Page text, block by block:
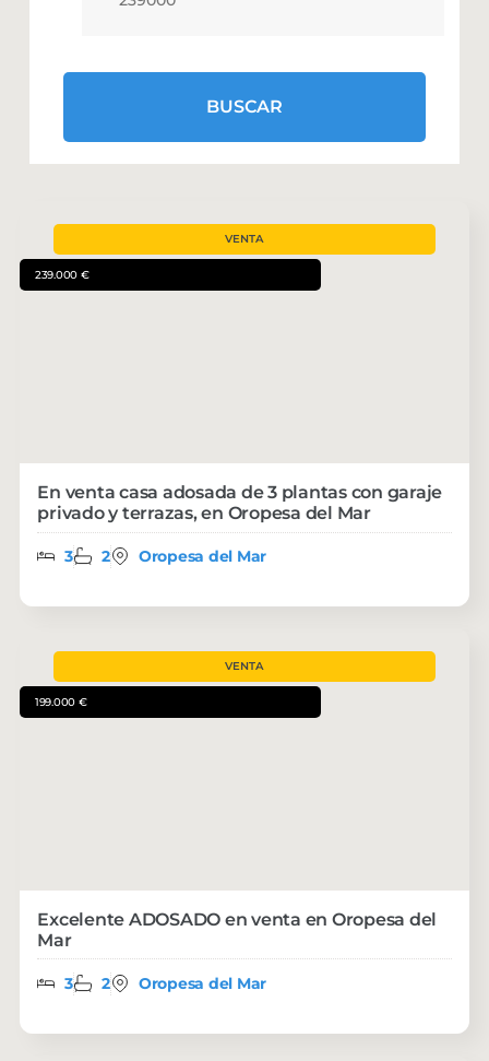
BUSCAR
VENTA
239.000 €
En venta casa adosada de 3 plantas con garaje
privado y terrazas, en Oropesa del Mar
3 2 Oropesa del Mar
VENTA
199.000 €
Excelente ADOSADO en venta en Oropesa del
Mar
3 2 Oropesa del Mar